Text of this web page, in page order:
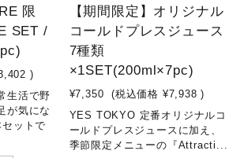
限
SET /
)
生活で野
が気にな
ットで
【期間限定】オリジナル
コールドプレスジュース
7種類
×1SET(200ml×7pc)
¥7,350 (税込価格 ¥7,938 )
YES TOKYO 定番オリジナルコ
ールドプレスジュースに加え、
季節限定メニューの『Attracti...